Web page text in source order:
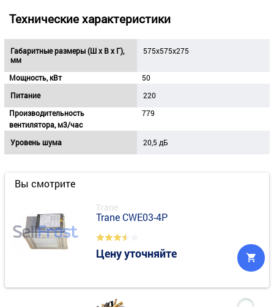
Технические характеристики
Габаритные размеры (Ш х В х Г),
мм
575x575x275
Мощность, кВт
50
Питание
220
Производительность
вентилятора, м3/час
779
Уровень шума 20,5 дБ
Вы смотрите
Trane
Trane CWE03-4P
Цену уточняйте